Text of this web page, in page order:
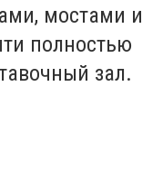
мостами и
полностью
зал.